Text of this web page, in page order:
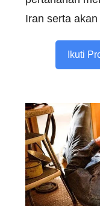
Iran serta
Ikuti